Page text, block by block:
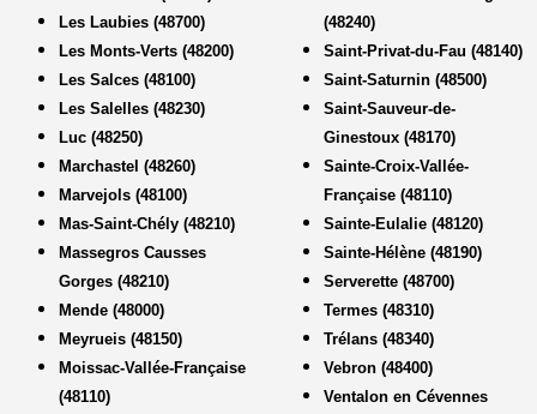
Les Laubies (48700)
Les Monts-Verts (48200)
Les Salces (48100)
Les Salelles (48230)
Luc (48250)
Marchastel (48260)
Marvejols (48100)
Mas-Saint-Chély (48210)
Massegros Causses
Gorges (48210)
Mende (48000)
Meyrueis (48150)
Moissac-Vallée-Française
(48110)
(48240)
Saint-Privat-du-Fau (48140)
Saint-Saturnin (48500)
Saint-Sauveur-de-
Ginestoux (48170)
Sainte-Croix-Vallée-
Française (48110)
Sainte-Eulalie (48120)
Sainte-Hélène (48190)
Serverette (48700)
Termes (48310)
Trélans (48340)
Vebron (48400)
Ventalon en Cévennes